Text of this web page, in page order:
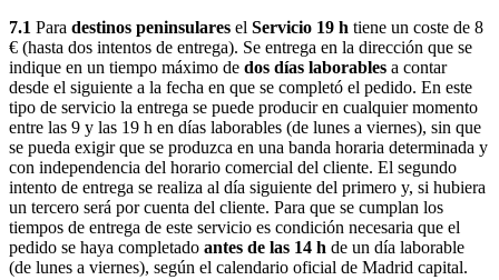
7.1 Para destinos peninsulares el Servicio 19 h tiene un coste de 8
€ (hasta dos intentos de entrega). Se entrega en la dirección que se
indique en un tiempo máximo de dos días laborables a contar
desde el siguiente a la fecha en que se completó el pedido. En este
tipo de servicio la entrega se puede producir en cualquier momento
entre las 9 y las 19 h en días laborables (de lunes a viernes), sin que
se pueda exigir que se produzca en una banda horaria determinada y
con independencia del horario comercial del cliente. El segundo
intento de entrega se realiza al día siguiente del primero y, si hubiera
un tercero será por cuenta del cliente. Para que se cumplan los
tiempos de entrega de este servicio es condición necesaria que el
pedido se haya completado antes de las 14 h de un día laborable
(de lunes a viernes), según el calendario oficial de Madrid capital.